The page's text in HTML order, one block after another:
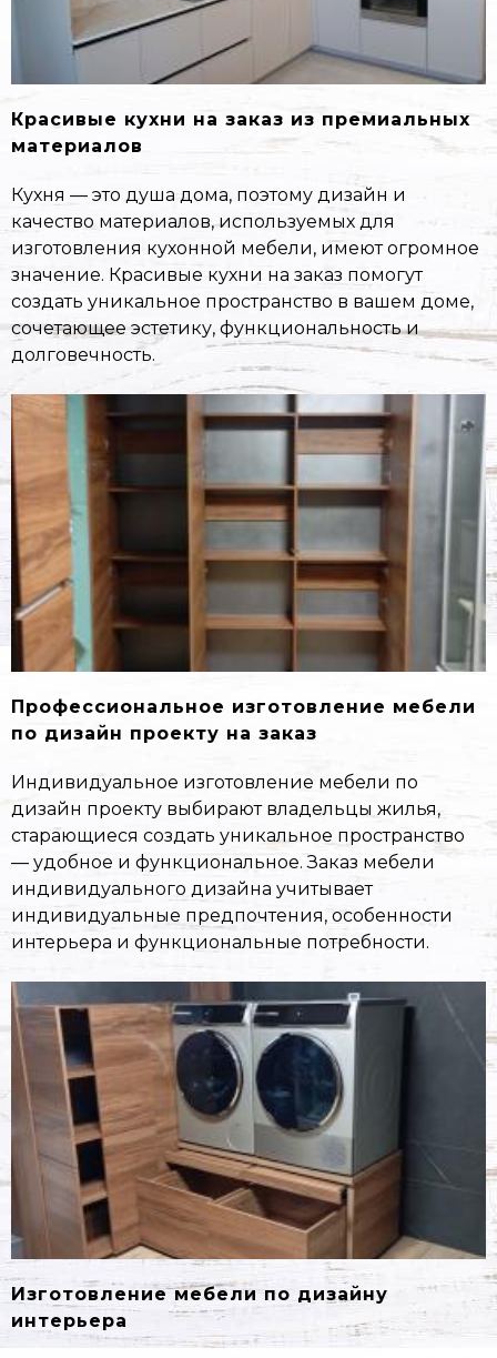
Красивые кухни на заказ из премиальных
материалов
Кухня — это душа дома, поэтому дизайн и
качество материалов, используемых для
изготовления кухонной мебели, имеют огромное
значение. Красивые кухни на заказ помогут
создать уникальное пространство в вашем доме,
сочетающее эстетику, функциональность и
долговечность.
Профессиональное изготовление мебели
по дизайн проекту на заказ
Индивидуальное изготовление мебели по
дизайн проекту выбирают владельцы жилья,
старающиеся создать уникальное пространство
— удобное и функциональное. Заказ мебели
индивидуального дизайна учитывает
индивидуальные предпочтения, особенности
интерьера и функциональные потребности.
Изготовление мебели по дизайну
интерьера